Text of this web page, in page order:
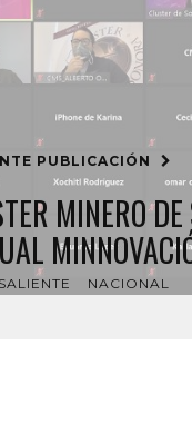
PUBLICACIÓN
MINERO
NACIONAL